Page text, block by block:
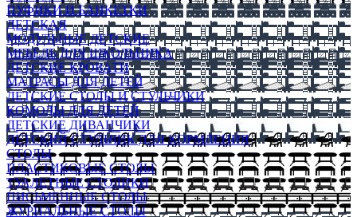
ПУФИКИ И БАНКЕТКИ
ДЕТСКАЯ
МОДУЛЬНЫЕ ДЕТСКИЕ
МЕБЕЛЬ ДЛЯ ШКОЛЬНИКА
ДЕТСКИЕ КРОВАТИ
МАТРАСЫ ДЛЯ ДЕТЕЙ
ДЕТСКИЕ СТОЛЫ И СТУЛЬЧИКИ
КОМОДЫ ДЛЯ ДЕТЕЙ
ДЕТСКИЕ ДИВАНЧИКИ
ДЕТСКИЙ СТУЛЬЧИК ДЛЯ КОРМЛЕНИЯ
СТОЛЫ
ПЛАСТИКОВЫЕ СТОЛЫ
ТУАЛЕТНЫЕ СТОЛИКИ
ПИСЬМЕННЫЕ СТОЛЫ
ЖУРНАЛЬНЫЕ СТОЛЫ